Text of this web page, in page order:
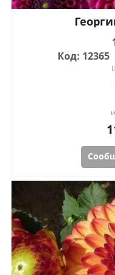
Код: 12365